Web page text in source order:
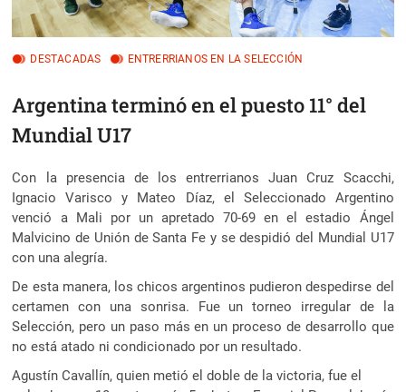
DESTACADAS ENTRERRIANOS EN LA SELECCIÓN
Argentina terminó en el puesto 11° del
Mundial U17
Con la presencia de los entrerrianos Juan Cruz Scacchi,
Ignacio Varisco y Mateo Díaz, el Seleccionado Argentino
venció a Mali por un apretado 70-69 en el estadio Ángel
Malvicino de Unión de Santa Fe y se despidió del Mundial U17
con una alegría.
De esta manera, los chicos argentinos pudieron despedirse del
certamen con una sonrisa. Fue un torneo irregular de la
Selección, pero un paso más en un proceso de desarrollo que
no está atado ni condicionado por un resultado.
Agustín Cavallín, quien metió el doble de la victoria, fue el